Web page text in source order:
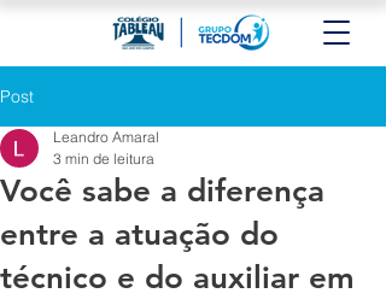
Post
Você sabe a diferença
entre a atuação do
técnico e do auxiliar em
Leandro Amaral
3 min de leitura